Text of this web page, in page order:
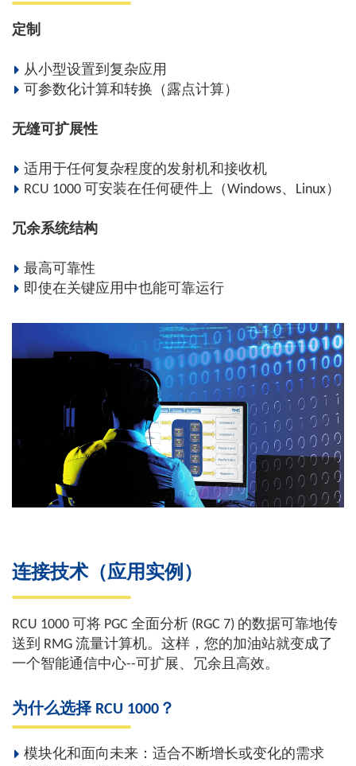
定制
从小型设置到复杂应用
可参数化计算和转换（露点计算）
无缝可扩展性
适用于任何复杂程度的发射机和接收机
RCU 1000 可安装在任何硬件上（Windows、Linux）
冗余系统结构
最高可靠性
即使在关键应用中也能可靠运行
连接技术（应用实例）
RCU 1000 可将 PGC 全面分析 (RGC 7) 的数据可靠地传
送到 RMG 流量计算机。这样，您的加油站就变成了
一个智能通信中心--可扩展、冗余且高效。
为什么选择 RCU 1000？
模块化和面向未来：适合不断增长或变化的需求